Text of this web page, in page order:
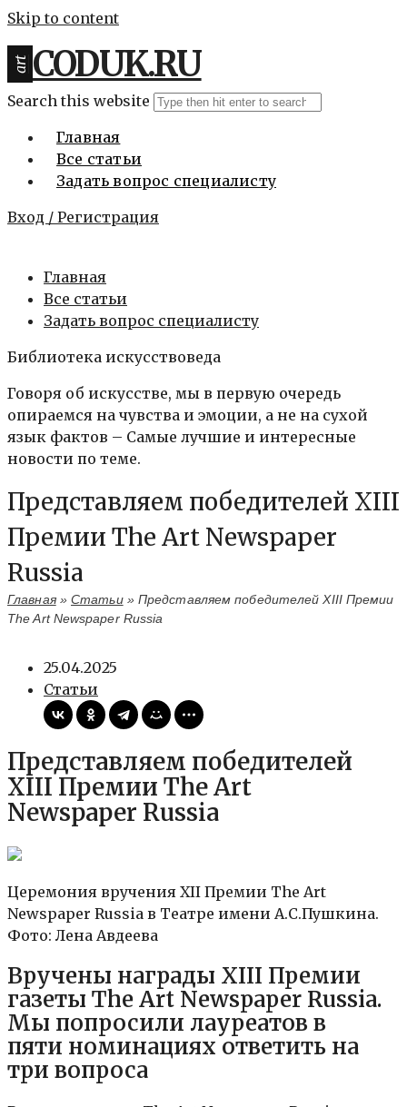
Skip to content
art CODUK.RU
Search this website
Главная
Все статьи
Задать вопрос специалисту
Вход / Регистрация
Главная
Все статьи
Задать вопрос специалисту
Библиотека искусствоведа
Говоря об искусстве, мы в первую очередь
опираемся на чувства и эмоции, а не на сухой
язык фактов – Самые лучшие и интересные
новости по теме.
Представляем победителей XIII
Премии The Art Newspaper
Russia
Главная»Статьи» Представляем победителей XIII Премии
The Art Newspaper Russia
25.04.2025
Статьи
Представляем победителей
XIII Премии The Art
Newspaper Russia
Церемония вручения XII Премии The Art
Newspaper Russia в Театре имени А.С.Пушкина.
Фото: Лена Авдеева
Вручены награды XIII Премии
газеты The Art Newspaper Russia.
Мы попросили лауреатов в
пяти номинациях ответить на
три вопроса